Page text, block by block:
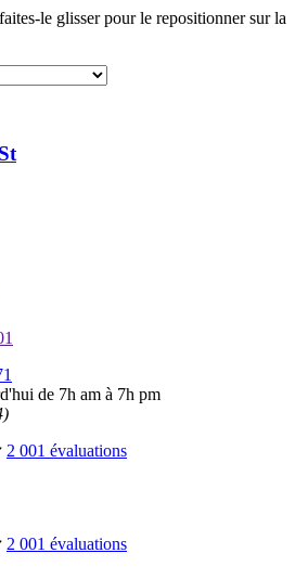
le glisser pour le repositionner sur la
de 7h am à 7h pm
2 001 évaluations
2 001 évaluations